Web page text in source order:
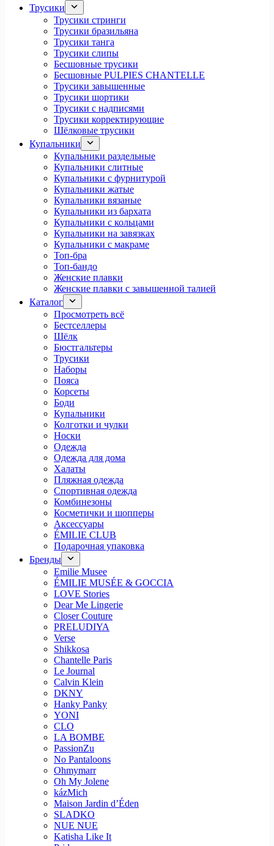
Трусики
Трусики стринги
Трусики бразильяна
Трусики танга
Трусики слипы
Бесшовные трусики
Бесшовные PULPIES CHANTELLE
Трусики завышенные
Трусики шортики
Трусики с надписями
Трусики корректирующие
Шёлковые трусики
Купальники
Купальники раздельные
Купальники слитные
Купальники с фурнитурой
Купальники жатые
Купальники вязаные
Купальники из бархата
Купальники с кольцами
Купальники на завязках
Купальники с макраме
Топ-бра
Топ-бандо
Женские плавки
Женские плавки с завышенной талией
Каталог
Просмотреть всё
Бестселлеры
Шёлк
Бюстгальтеры
Трусики
Наборы
Пояса
Корсеты
Боди
Купальники
Колготки и чулки
Носки
Одежда
Одежда для дома
Халаты
Пляжная одежда
Спортивная одежда
Комбинезоны
Косметички и шопперы
Аксессуары
ÉMILIE CLUB
Подарочная упаковка
Бренды
Emilie Musee
ÉMILIE MUSÉE & GOCCIA
LOVE Stories
Dear Me Lingerie
Closer Couture
PRELUDIYA
Verse
Shikkosa
Chantelle Paris
Le Journal
Calvin Klein
DKNY
Hanky Panky
YONI
CLO
LA BOMBE
PassionZu
No Pantaloons
Ohmymarr
Oh My Jolene
kázMich
Maison Jardin d’Éden
SLADKO
NUE NUE
Katisha Like It